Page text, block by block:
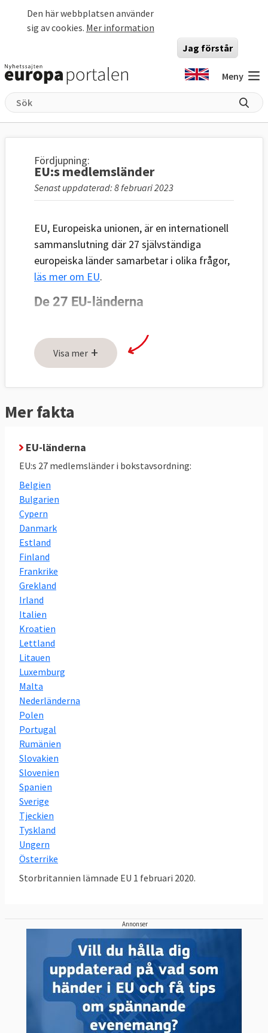
Den här webbplatsen använder
sig av cookies. Mer information
Jag förstår
Meny
Fördjupning:
EU:s medlemsländer
Senast uppdaterad: 8 februari 2023
EU, Europeiska unionen, är en internationell
sammanslutning där 27 självständiga
europeiska länder samarbetar i olika frågor,
läs mer om EU.
Visa mer +
Mer fakta
EU-länderna
EU:s 27 medlemsländer i bokstavsordning:
Belgien
Bulgarien
Cypern
Danmark
Estland
Finland
Frankrike
Grekland
Irland
Italien
Kroatien
Lettland
Litauen
Luxemburg
Malta
Nederländerna
Polen
Portugal
Rumänien
Slovakien
Slovenien
Spanien
Sverige
Tjeckien
Tyskland
Ungern
Österrike
Storbritannien lämnade EU 1 februari 2020.
Annonser